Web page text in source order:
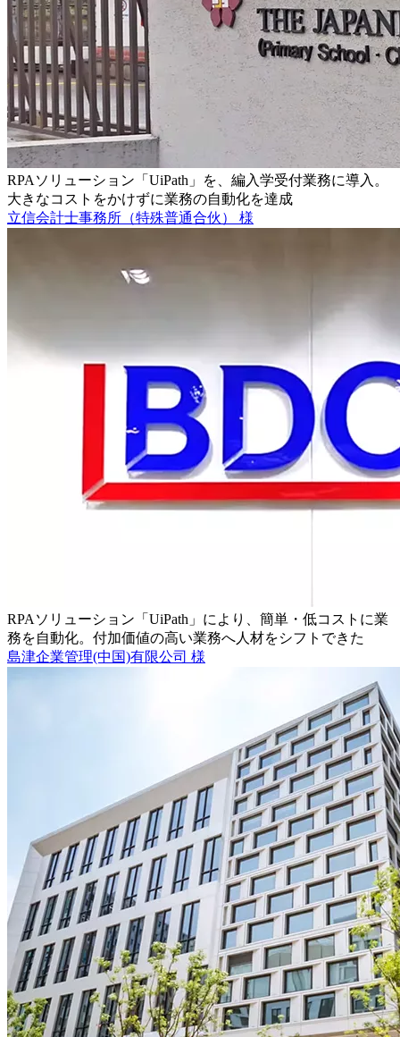
RPAソリューション「UiPath」を、編入学受付業務に導入。
大きなコストをかけずに業務の自動化を達成
立信会計士事務所（特殊普通合伙） 様
RPAソリューション「UiPath」により、簡単・低コストに業
務を自動化。付加価値の高い業務へ人材をシフトできた
島津企業管理(中国)有限公司 様